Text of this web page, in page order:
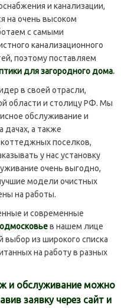
и канализации,
на очень высоком
с самыми
канализационного
поэтому поставляем
для загородного дома.
в своей отрасли,
области и столицу РФ. Мы
обслуживание и
дачах, а также
поселков,
у нас установку
очень выгодно,
модели очистных
на работы.
и современные
в нашем лице
из широкого списка
на работу в разных
и обслуживание можно
заявку через сайт и